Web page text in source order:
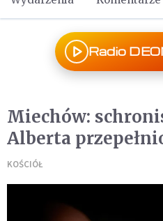
Radio
Miechów:
Alberta
KOŚCIÓŁ